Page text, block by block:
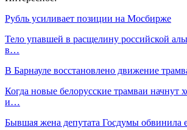
Рубль усиливает позиции на Мосбирже
Тело упавшей в расщелину российской
в…
В Барнауле восстановлено движение
Когда новые белорусские трамваи начнут
и…
Бывшая жена депутата Госдумы обвинила